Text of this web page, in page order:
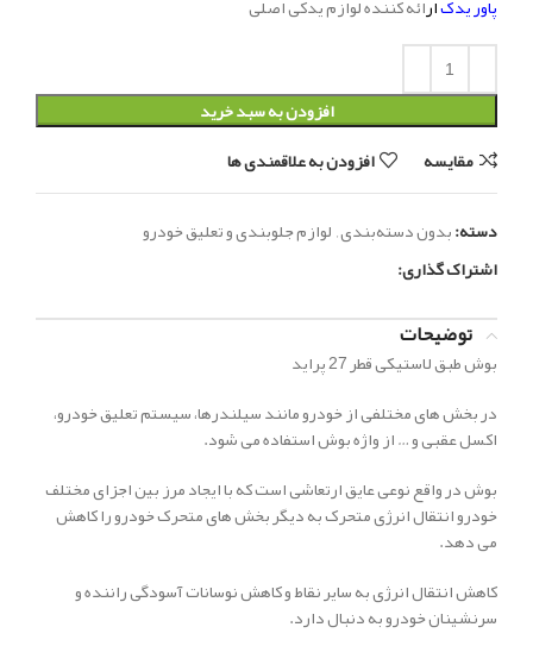
پاور یدکارائه کننده لوازم یدکی اصلی
افزودن به سبد خرید
مقایسه
افزودن به علاقمندی ها
دسته:بدون دسته‌بندی,لوازم جلوبندی و تعلیق خودرو
اشتراک گذاری:
توضیحات
بوش طبق لاستیکی قطر 27 پراید
در بخش های مختلفی از خودرو مانند سیلندرها، سیستم تعلیق خودرو،
اکسل عقبی و … از واژه بوش استفاده می شود.
بوش در واقع نوعی عایق ارتعاشی است که با ایجاد مرز بین اجزای مختلف
خودرو انتقال انرژی متحرک به دیگر بخش های متحرک خودرو را کاهش
می دهد.
کاهش انتقال انرژی به سایر نقاط و کاهش نوسانات آسودگی راننده و
سرنشینان خودرو به دنبال دارد.